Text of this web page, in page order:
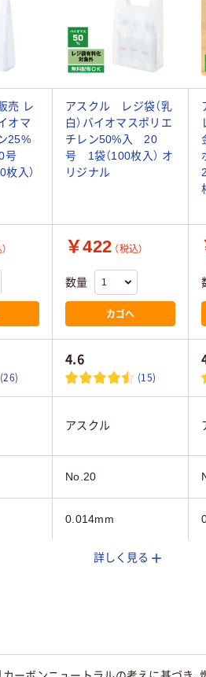
売 レ
オマ
25%
号
入）
アスクル レジ袋（乳
白）バイオマスポリエ
チレン50%入 20
号 1袋（100枚入） オ
リジナル
￥422 （税込）
数量
カゴへ
(26)
4.6
(15)
アスクル
No.20
0.014mm
ホワイト系
詳しく見る